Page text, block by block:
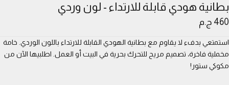
بطانية هودي قابلة للارتداء - لون وردي
460 ج.م
استمتعي بدفء لا يقاوم مع بطانية الهودي القابلة للارتداء باللون الوردي. خامة
مخملية فاخرة، تصميم مريح للتحرك بحرية في البيت أو العمل. اطلبيها الآن من
مكوكي ستور!